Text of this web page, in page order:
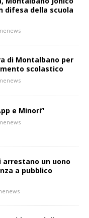
difesa della scuola
di Montalbano per
scolastico
e Minori”
arrestano un uono
a pubblico